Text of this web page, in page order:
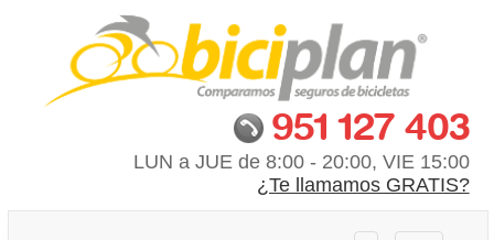
951 127 403
LUN a JUE de 8:00 - 20:00, VIE 15:00
¿Te llamamos GRATIS?